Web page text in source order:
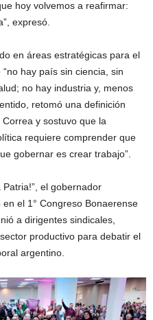
hoy volvemos a reafirmar:
expresó.
en áreas estratégicas para el
hay país sin ciencia, sin
no hay industria y, menos
retomó una definición
y sostuvo que la
requiere comprender que
gobernar es crear trabajo”.
Patria!”, el gobernador
el 1° Congreso Bonaerense
a dirigentes sindicales,
productivo para debatir el
argentino.